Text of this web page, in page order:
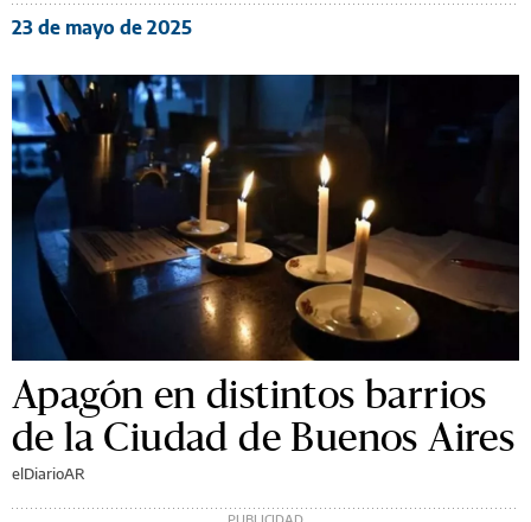
23 de mayo de 2025
Apagón en distintos barrios
de la Ciudad de Buenos Aires
elDiarioAR